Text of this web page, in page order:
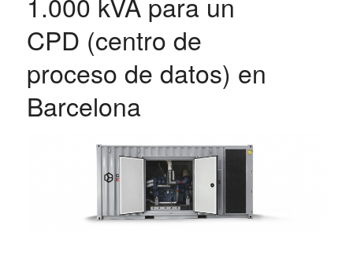
CPD (centro de
proceso de datos) en
Barcelona